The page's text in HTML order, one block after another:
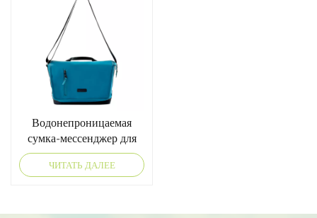
Водонепроницаемая
сумка-мессенджер для
документов и файлов
ЧИТАТЬ ДАЛЕЕ